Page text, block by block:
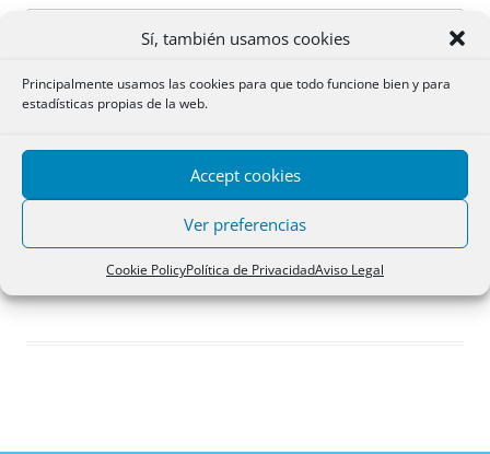
Sí, también usamos cookies
Principalmente usamos las cookies para que todo funcione bien y para
estadísticas propias de la web.
Accept cookies
Ver preferencias
Cookie PolicyPolítica de PrivacidadAviso Legal
Acceder
Registro
¿Has olvidado tu contraseña?